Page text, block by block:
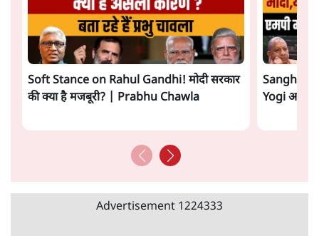
Soft Stance on Rahul Gandhi! मोदी सरकार
की क्या है मजबूरी? | Prabhu Chawla
Sangh
Yogi आपस
Advertisement 1224333